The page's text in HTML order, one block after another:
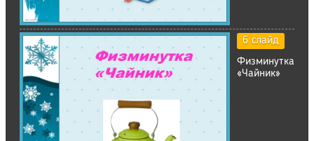
6 слайд
Физминутка
«Чайник»